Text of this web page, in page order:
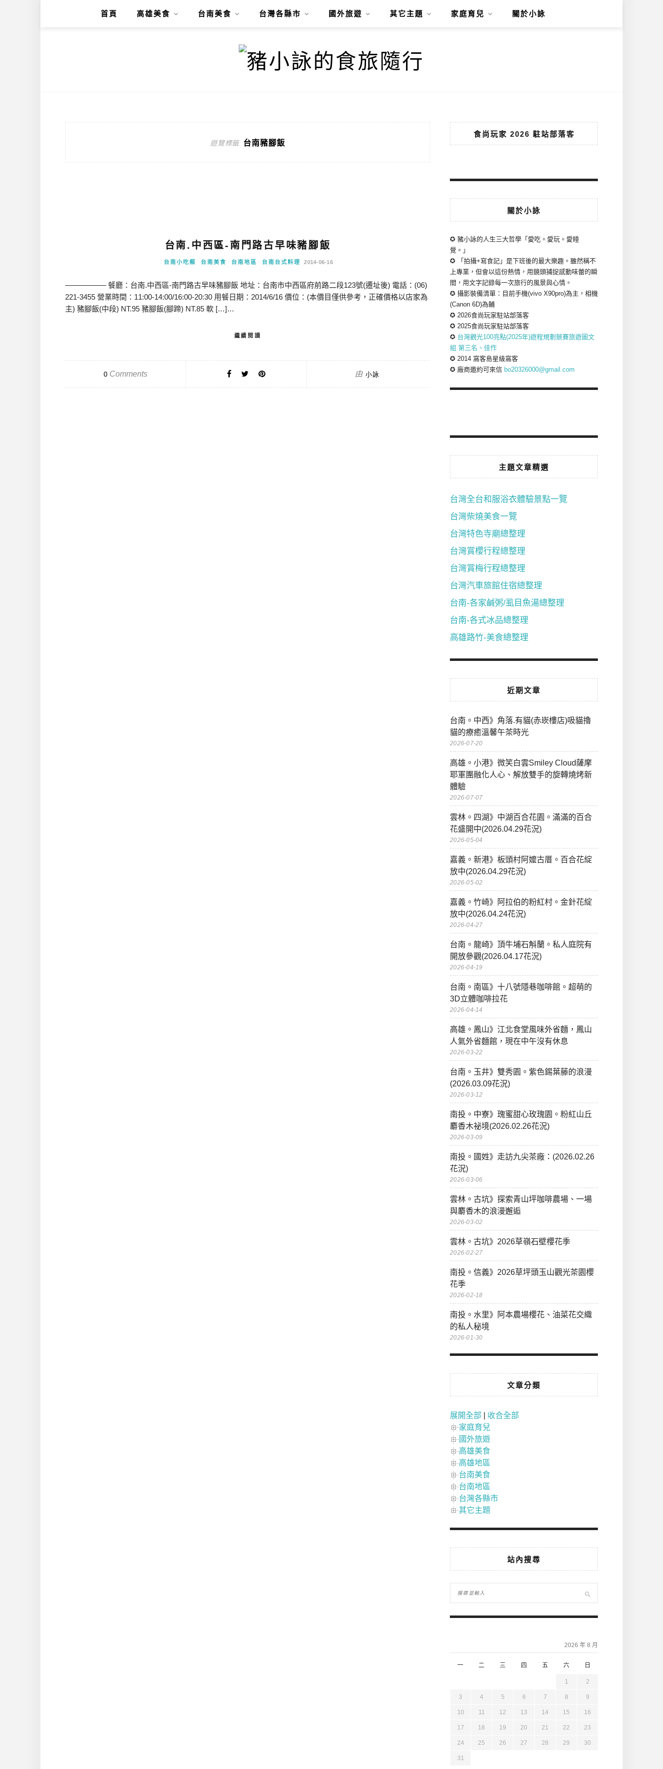
首頁 高雄美食 台南美食 台灣各縣市 國外旅遊 其它主題 家庭育兒 關於小詠
遊覽標籤 台南豬腳飯
台南.中西區-南門路古早味豬腳飯
台南小吃類 台南美食 台南地區 台南台式料理 2014-06-16
—————– 餐廳：台南.中西區-南門路古早味豬腳飯 地址：台南市中西區府前路二段123號(遷址後) 電話：(06)
221-3455 營業時間：11:00-14:00/16:00-20:30 用餐日期：2014/6/16 價位：(本價目僅供參考，正確價格以店家為
主) 豬腳飯(中段) NT.95 豬腳飯(腳蹄) NT.85 軟 […]…
繼續閱讀
0Comments 由 小詠
食尚玩家 2026 駐站部落客
關於小詠
✪ 豬小詠的人生三大哲學「愛吃。愛玩。愛睡
覺。」
✪ 「拍攝+寫食記」是下班後的最大樂趣。雖然稱不
上專業，但會以這份熱情，用鏡頭捕捉感動味蕾的瞬
間，用文字記錄每一次旅行的風景與心情。
✪ 攝影裝備清單：目前手機(vivo X90pro)為主，相機
(Canon 6D)為輔
✪ 2026食尚玩家駐站部落客
✪ 2025食尚玩家駐站部落客
✪ 台灣觀光100亮點(2025年)遊程規劃競賽旅遊圖文
組 第三名、佳作
✪ 2014 窩客島星級窩客
✪ 廠商邀約可來信 bo20326000@gmail.com
主題文章精選
台灣全台和服浴衣體驗景點一覽
台灣柴燒美食一覽
台灣特色寺廟總整理
台灣賞櫻行程總整理
台灣賞梅行程總整理
台灣汽車旅館住宿總整理
台南-各家鹹粥/虱目魚湯總整理
台南-各式冰品總整理
高雄路竹-美食總整理
近期文章
台南。中西》角落.有貓(赤崁樓店)吸貓擼
貓的療癒溫馨午茶時光
2026-07-20
高雄。小港》微笑白雲Smiley Cloud薩摩
耶軍團融化人心、解放雙手的旋轉燒烤新
體驗
2026-07-07
雲林。四湖》中湖百合花園。滿滿的百合
花盛開中(2026.04.29花況)
2026-05-04
嘉義。新港》板頭村阿嬤古厝。百合花綻
放中(2026.04.29花況)
2026-05-02
嘉義。竹崎》阿拉伯的粉紅村。金針花綻
放中(2026.04.24花況)
2026-04-27
台南。龍崎》頂牛埔石斛蘭。私人庭院有
開放參觀(2026.04.17花況)
2026-04-19
台南。南區》十八號隱巷咖啡館。超萌的
3D立體咖啡拉花
2026-04-14
高雄。鳳山》江北食堂風味外省麵，鳳山
人氣外省麵館，現在中午沒有休息
2026-03-22
台南。玉井》雙秀園。紫色錫葉藤的浪漫
(2026.03.09花況)
2026-03-12
南投。中寮》瑰蜜甜心玫瑰園。粉紅山丘
麝香木祕境(2026.02.26花況)
2026-03-09
南投。國姓》走訪九尖茶廠：(2026.02.26
花況)
2026-03-06
雲林。古坑》探索青山坪咖啡農場、一場
與麝香木的浪漫邂逅
2026-03-02
雲林。古坑》2026草嶺石壁櫻花季
2026-02-27
南投。信義》2026草坪頭玉山觀光茶園櫻
花季
2026-02-18
南投。水里》阿本農場櫻花、油菜花交織
的私人秘境
2026-01-30
文章分類
展開全部
收合全部
家庭育兒
國外旅遊
高雄美食
高雄地區
台南美食
台南地區
台灣各縣市
其它主題
站內搜尋
2026 年 8 月
一 二 三 四 五 六 日
1 2
3 4 5 6 7 8 9
10 11 12 13 14 15 16
17 18 19 20 21 22 23
24 25 26 27 28 29 30
31